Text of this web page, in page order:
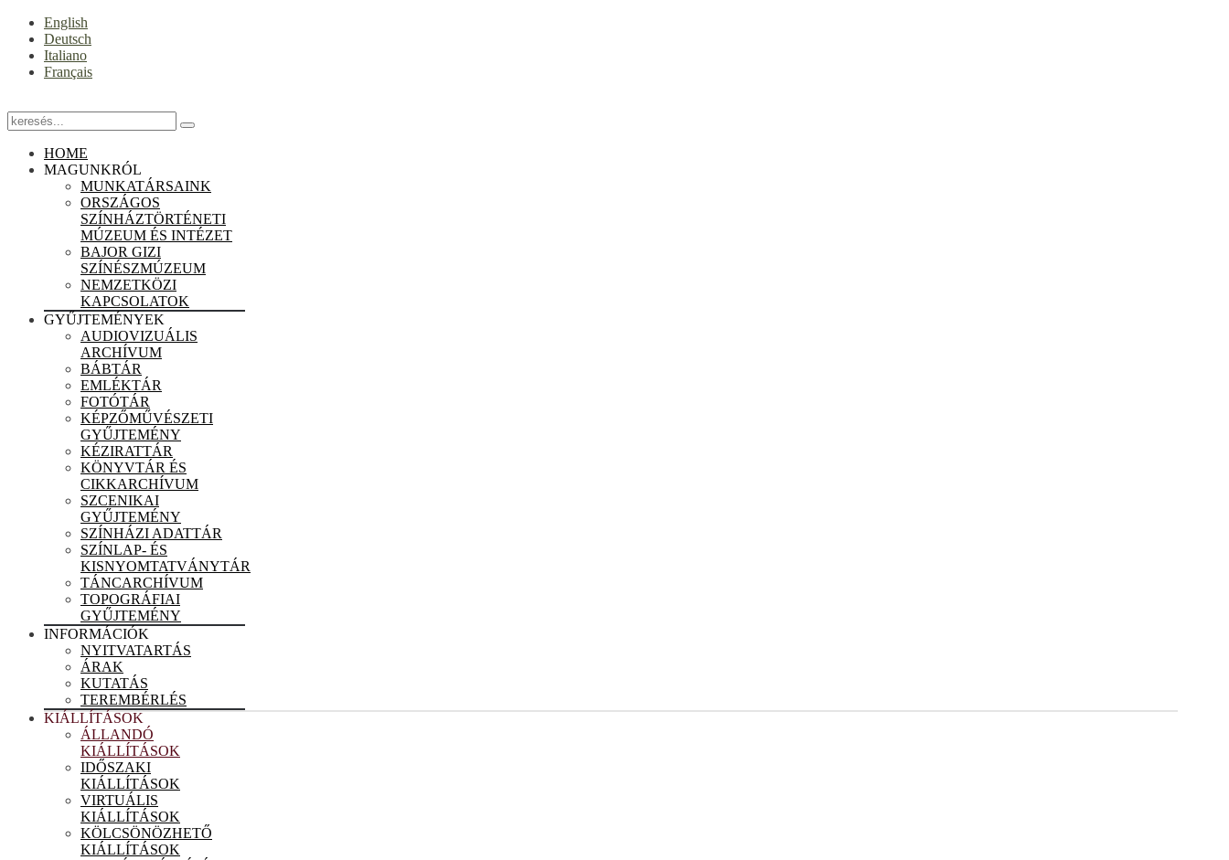
English
Deutsch
Italiano
Français
HOME
MAGUNKRÓL
MUNKATÁRSAINK
ORSZÁGOS
SZÍNHÁZTÖRTÉNETI
MÚZEUM ÉS INTÉZET
BAJOR GIZI
SZÍNÉSZMÚZEUM
NEMZETKÖZI
KAPCSOLATOK
GYŰJTEMÉNYEK
AUDIOVIZUÁLIS
ARCHÍVUM
BÁBTÁR
EMLÉKTÁR
FOTÓTÁR
KÉPZŐMŰVÉSZETI
GYŰJTEMÉNY
KÉZIRATTÁR
KÖNYVTÁR ÉS
CIKKARCHÍVUM
SZCENIKAI
GYŰJTEMÉNY
SZÍNHÁZI ADATTÁR
SZÍNLAP- ÉS
KISNYOMTATVÁNYTÁR
TÁNCARCHÍVUM
TOPOGRÁFIAI
GYŰJTEMÉNY
INFORMÁCIÓK
NYITVATARTÁS
ÁRAK
KUTATÁS
TEREMBÉRLÉS
KIÁLLÍTÁSOK
ÁLLANDÓ
KIÁLLÍTÁSOK
IDŐSZAKI
KIÁLLÍTÁSOK
VIRTUÁLIS
KIÁLLÍTÁSOK
KÖLCSÖNÖZHETŐ
KIÁLLÍTÁSOK